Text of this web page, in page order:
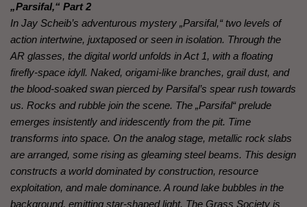
„Parsifal,“ Part 2
In Jay Scheib’s adventurous mystery „Parsifal,“ two levels of
action intertwine, juxtaposed or seen in isolation. Through the
AR glasses, the digital world unfolds in Act 1, with a floating
firefly-space idyll. Naked, origami-like branches, grail dust, and
the blood-soaked swan pierced by Parsifal’s spear rush towards
us. Rocks and rubble join the scene. The „Parsifal“ prelude
emerges insistently and iridescently from the pit. Time
transforms into space. On the analog stage, metallic rock slabs
are arranged, some rising as gleaming steel beams. This design
constructs a world dominated by construction, resource
exploitation, and male dominance. A round lake bubbles in the
background, emitting star-shaped light. The Grass Society is